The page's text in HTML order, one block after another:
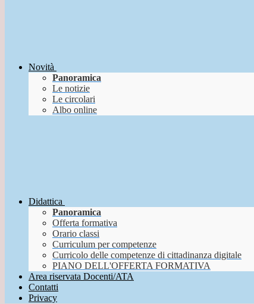
Novità
Panoramica
Le notizie
Le circolari
Albo online
Didattica
Panoramica
Offerta formativa
Orario classi
Curriculum per competenze
Curricolo delle competenze di cittadinanza digitale
PIANO DELL'OFFERTA FORMATIVA
Area riservata Docenti/ATA
Contatti
Privacy